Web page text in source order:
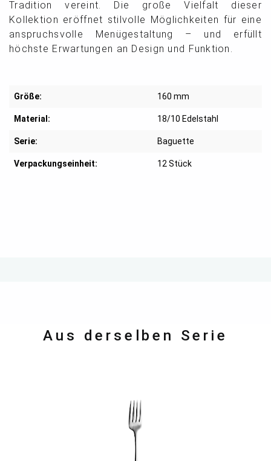
Tradition vereint. Die große Vielfalt dieser
Kollektion eröffnet stilvolle Möglichkeiten für eine
anspruchsvolle Menügestaltung – und erfüllt
höchste Erwartungen an Design und Funktion.
Größe: 160 mm
Material: 18/10 Edelstahl
Serie: Baguette
Verpackungseinheit: 12 Stück
Aus derselben Serie